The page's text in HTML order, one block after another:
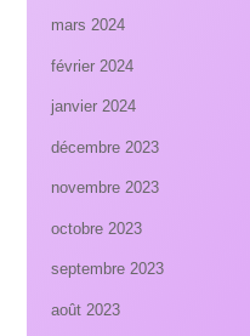
mars 2024
février 2024
janvier 2024
décembre 2023
novembre 2023
octobre 2023
septembre 2023
août 2023